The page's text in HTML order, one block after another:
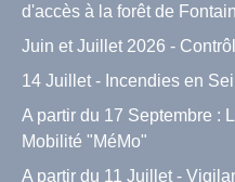
d'accès à la forêt de
Juin et Juillet 2026 -
14 Juillet - Incendies en
A partir du 17 Septembre :
Mobilité "MéMo"
A partir du 11 Juillet -